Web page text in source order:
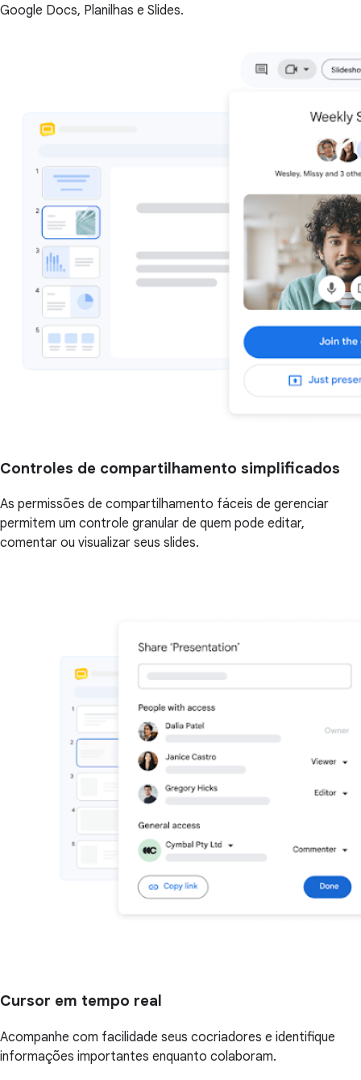
Google Docs, Planilhas e Slides.
Controles de compartilhamento simplificados
As permissões de compartilhamento fáceis de gerenciar
permitem um controle granular de quem pode editar,
comentar ou visualizar seus slides.
Cursor em tempo real
Acompanhe com facilidade seus cocriadores e identifique
informações importantes enquanto colaboram.